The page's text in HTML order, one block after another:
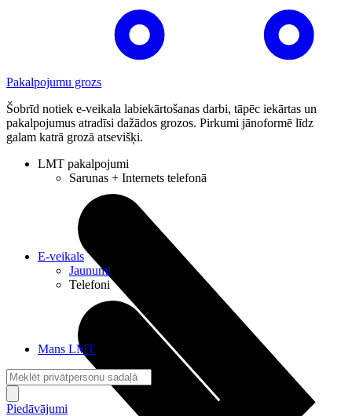
Pakalpojumu grozs
Šobrīd notiek e-veikala labiekārtošanas darbi, tāpēc iekārtas un
pakalpojumus atradīsi dažādos grozos. Pirkumi jānoformē līdz
galam katrā grozā atsevišķi.
LMT pakalpojumi
Sarunas + Internets telefonā
E-veikals
Jaunumi
Telefoni
Mans LMT
Piedāvājumi